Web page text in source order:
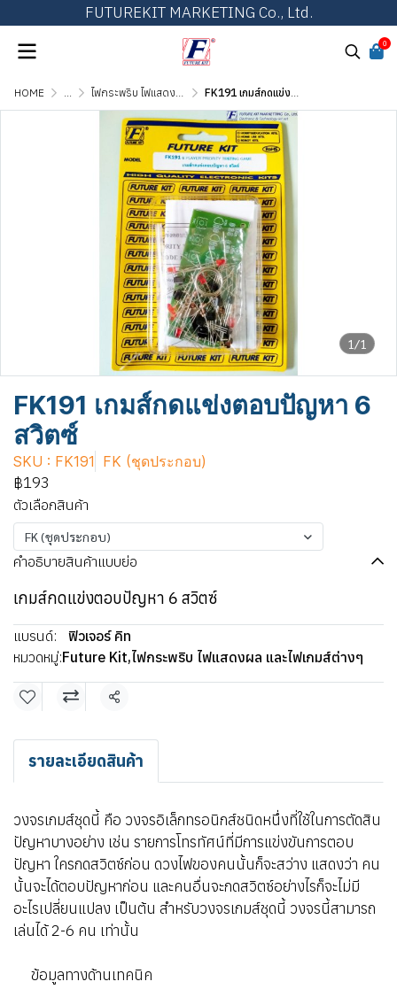
FUTUREKIT MARKETING Co., Ltd.
0
HOME ... ไฟกระพริบ ไฟแสดงผล และไฟเกมส์ต่างๆ FK191 เกมส์กดแข่งตอบปัญหา 6 สวิตซ์
1/1
FK191 เกมส์กดแข่งตอบปัญหา 6
สวิตซ์
SKU : FK191 FK (ชุดประกอบ)
฿193
ตัวเลือกสินค้า
FK (ชุดประกอบ)
คำอธิบายสินค้าแบบย่อ
เกมส์กดแข่งตอบปัญหา 6 สวิตซ์
แบรนด์:
ฟิวเจอร์ คิท
หมวดหมู่:Future Kit,ไฟกระพริบ ไฟแสดงผล และไฟเกมส์ต่างๆ
แชร์
รายละเอียดสินค้า
วงจรเกมส์ชุดนี้ คือ วงจรอิเล็กทรอนิกส์ชนิดหนึ่งที่ใช้ในการตัดสิน
ปัญหาบางอย่าง เช่น รายการโทรทัศน์ที่มีการแข่งขันการตอบ
ปัญหา ใครกดสวิตซ์ก่อน ดวงไฟของคนนั้นก็จะสว่าง แสดงว่า คน
นั้นจะได้ตอบปัญหาก่อน และคนอื่นจะกดสวิตซ์อย่างไรก็จะไม่มี
อะไรเปลี่ยนแปลง เป็นต้น สำหรับวงจรเกมส์ชุดนี้ วงจรนี้สามารถ
เล่นได้ 2-6 คน เท่านั้น
ข้อมูลทางด้านเทคนิค